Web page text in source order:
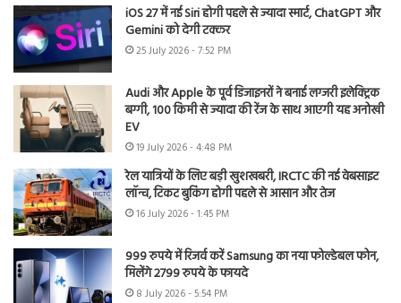
iOS 27 में नई Siri होगी पहले से ज्यादा स्मार्ट, ChatGPT और
Gemini को देगी टक्कर
25 July 2026 - 7:52 PM
Audi और Apple के पूर्व डिजाइनरों ने बनाई लग्जरी इलेक्ट्रिक
बग्गी, 100 किमी से ज्यादा की रेंज के साथ आएगी यह अनोखी
EV
19 July 2026 - 4:48 PM
रेल यात्रियों के लिए बड़ी खुशखबरी, IRCTC की नई वेबसाइट
लॉन्च, टिकट बुकिंग होगी पहले से आसान और तेज
16 July 2026 - 1:45 PM
999 रुपये में रिजर्व करें Samsung का नया फोल्डेबल फोन,
मिलेंगे 2799 रुपये के फायदे
8 July 2026 - 5:54 PM